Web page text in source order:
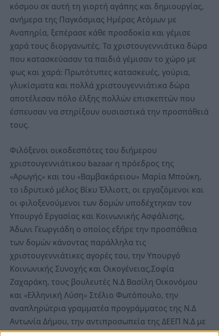
κόσμου σε αυτή τη γιορτή αγάπης και δημιουργίας,
ανήμερα της Παγκόσμιας Ημέρας Ατόμων με
Αναπηρία, ξεπέρασε κάθε προσδοκία και γέμισε
χαρά τους διοργανωτές. Τα χριστουγεννιάτικα δώρα
που κατασκεύασαν τα παιδιά γέμισαν το χώρο με
φως και χαρά: Πρωτότυπες κατασκευές, γούρια,
γλυκίσματα και πολλά χριστουγεννιάτικα δώρα
αποτέλεσαν πόλο έλξης πολλών επισκεπτών που
έσπευσαν να στηρίξουν ουσιαστικά την προσπάθειά
τους.
Φιλόξενοι οικοδεσπότες του διήμερου
χριστουγεννιάτικου bazaar η πρόεδρος της
«Αρωγής» και του «Βαμβακάρειου» Μαρία Μπούκη,
το ιδρυτικό μέλος Βίκυ Έλλιοττ, οι εργαζόμενοι και
οι φιλοξενούμενοι των δομών υποδέχτηκαν τον
Υπουργό Εργασίας και Κοινωνικής Ασφάλισης,
Άδωνι Γεωργιάδη ο οποίος εξήρε την προσπάθεια
των δομών κάνοντας παράλληλα τις
χριστουγεννιάτικες αγορές του, την Υπουργό
Κοινωνικής Συνοχής και Οικογένειας,Σοφία
Ζαχαράκη, τους βουλευτές Ν.Δ Βασίλη Οικονόμου
και «Ελληνική Λύση» Στέλιο Φωτόπουλο, την
αναπληρώτρια γραμματέα προγράμματος της Ν.Δ
Αντωνία Δήμου, την αντιπροσωπεία της ΔΕΕΠ Ν.Δ με